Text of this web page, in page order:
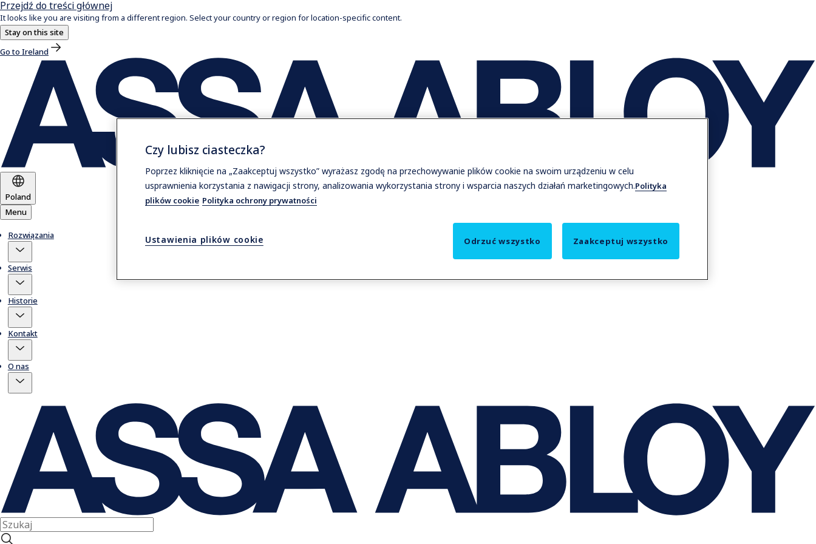
Przejdź do treści głównej
It looks like you are visiting from a different region. Select your country or region for location-specific content.
Stay on this site
Go to Ireland
Poland
Menu
Rozwiązania
Serwis
Historie
Kontakt
O nas
Czy lubisz ciasteczka?
Poprzez kliknięcie na „Zaakceptuj wszystko” wyrażasz zgodę na przechowywanie plików cookie na swoim urządzeniu w celu
usprawnienia korzystania z nawigacji strony, analizowania wykorzystania strony i wsparcia naszych działań marketingowych.Polityka
plików cookie Polityka ochrony prywatności
Ustawienia plików cookie Odrzuć wszystko Zaakceptuj wszystko